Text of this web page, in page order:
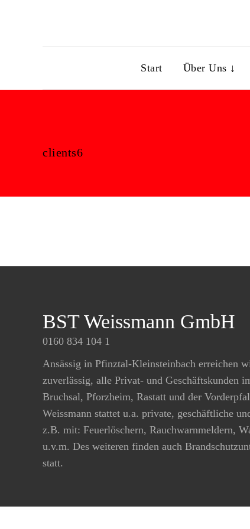
Start Über Uns ↓
clients6
BST Weissmann GmbH
0160 834 104 1
Ansässig in Pfinztal-Kleinsteinbach erreichen
zuverlässig, alle Privat- und Geschäftskunden
Bruchsal, Pforzheim, Rastatt und der
Weissmann stattet u.a. private, geschäftliche
z.B. mit: Feuerlöschern, Rauchwarnmeldern,
u.v.m. Des weiteren finden auch
statt.